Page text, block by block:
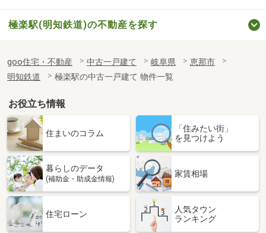
極楽駅(明知鉄道)の不動産を探す
goo住宅・不動産 中古一戸建て 岐阜県
恵那市
明知鉄道
極楽駅の中古一戸建て 物件一覧
お役立ち情報
住まいのコラム
「住みたい街」
を見つけよう
暮らしのデータ
(補助金・助成金情報)
家賃相場
住宅ローン
人気タウン
ランキング